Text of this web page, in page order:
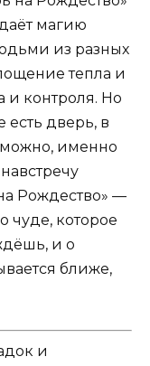
магию
из разных
тепла и
контроля. Но
дверь, в
именно
Рождество» —
чуде, которое
и о
ближе,
и